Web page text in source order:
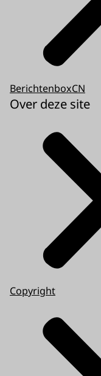
BerichtenboxCN
Over deze site
Copyright